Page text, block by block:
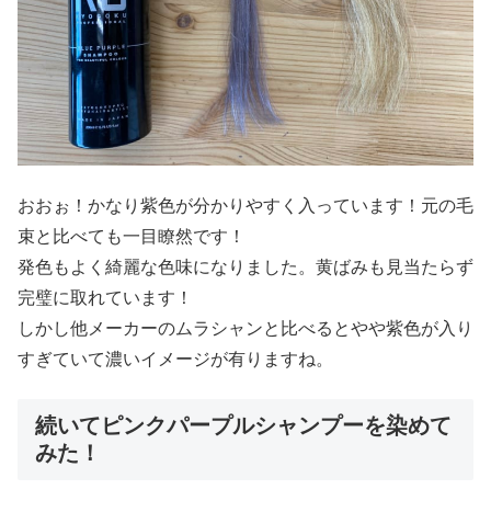
おおぉ！かなり紫色が分かりやすく入っています！元の毛
束と比べても一目瞭然です！
発色もよく綺麗な色味になりました。黄ばみも見当たらず
完璧に取れています！
しかし他メーカーのムラシャンと比べるとやや紫色が入り
すぎていて濃いイメージが有りますね。
続いてピンクパープルシャンプーを染めて
みた！